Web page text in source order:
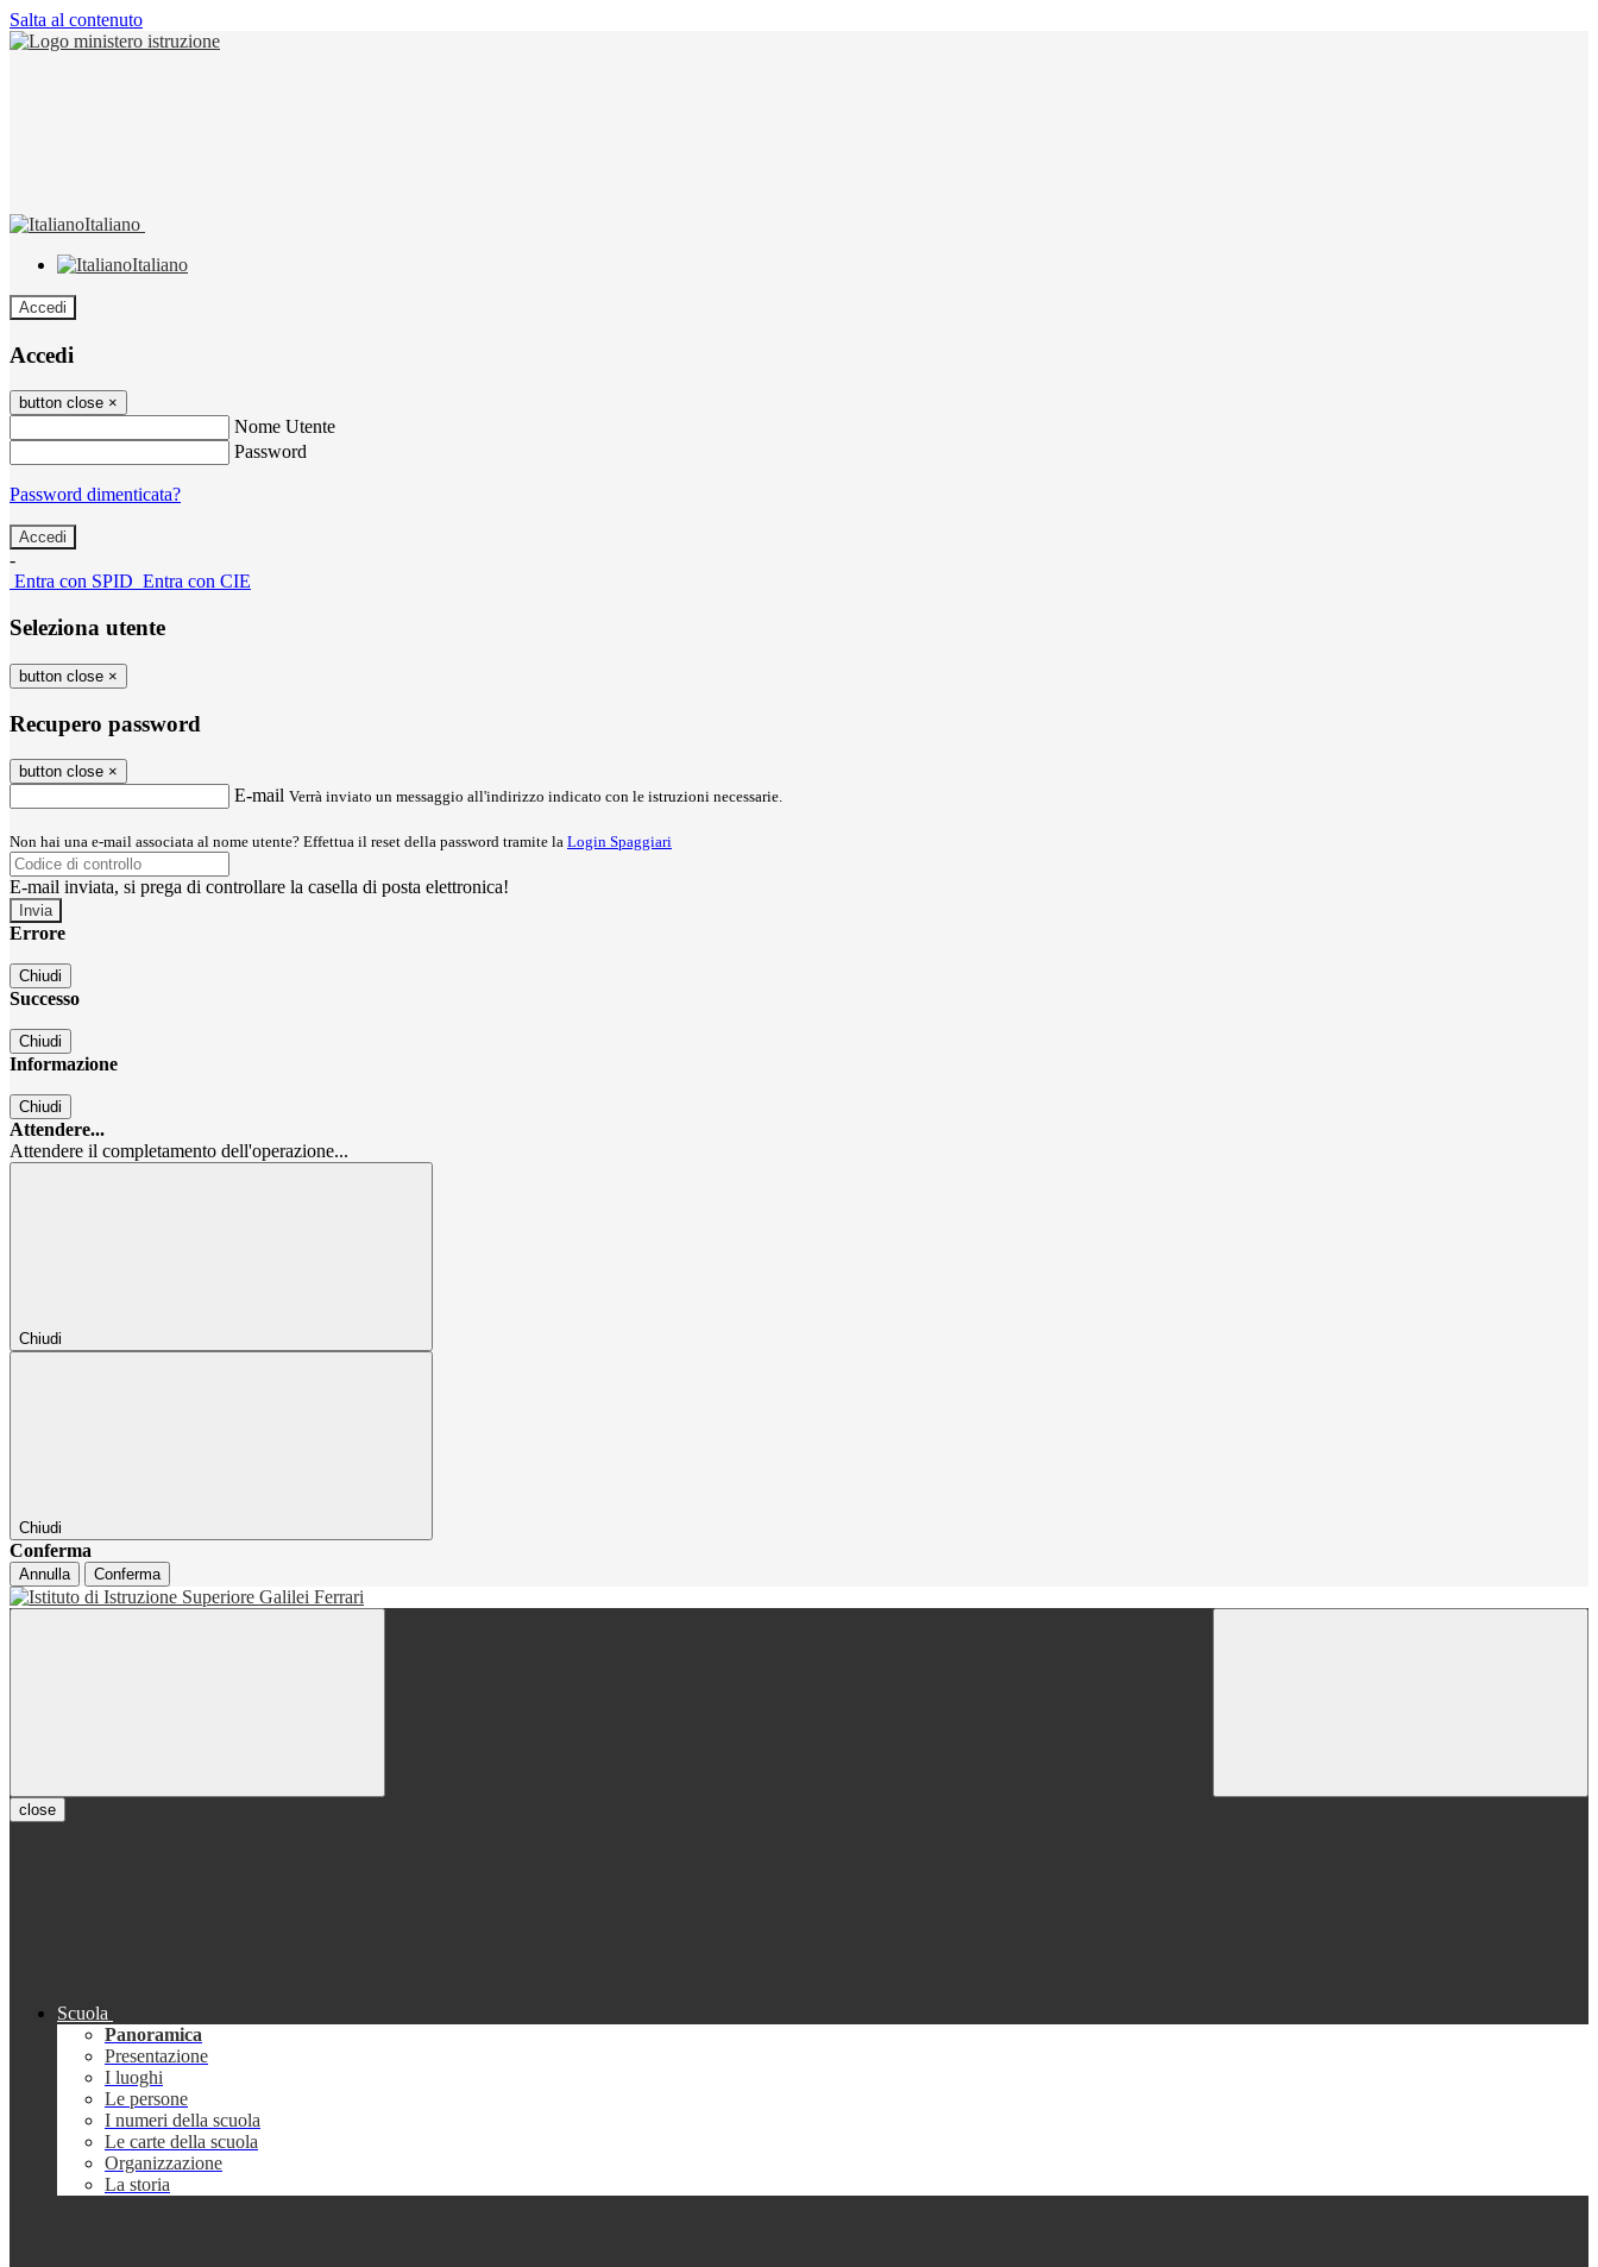
Salta al contenuto
Italiano
Italiano
Accedi
Accedi
button close ×
Nome Utente
Password
Password dimenticata?
-
Entra con SPID Entra con CIE
Seleziona utente
button close ×
Recupero password
button close ×
E-mail Verrà inviato un messaggio all'indirizzo indicato con le istruzioni necessarie.
Non hai una e-mail associata al nome utente? Effettua il reset della password tramite la Login Spaggiari
E-mail inviata, si prega di controllare la casella di posta elettronica!
Errore
Chiudi
Successo
Chiudi
Informazione
Chiudi
Attendere...
Attendere il completamento dell'operazione...
Chiudi
Chiudi
Conferma
Annulla Conferma
close
Scuola
Panoramica
Presentazione
I luoghi
Le persone
I numeri della scuola
Le carte della scuola
Organizzazione
La storia